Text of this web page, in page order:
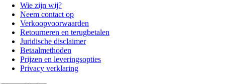
Wie zijn wij?
Neem contact op
Verkoopvoorwaarden
Retourneren en terugbetalen
Juridische disclaimer
Betaalmethoden
Prijzen en leveringsopties
Privacy verklaring